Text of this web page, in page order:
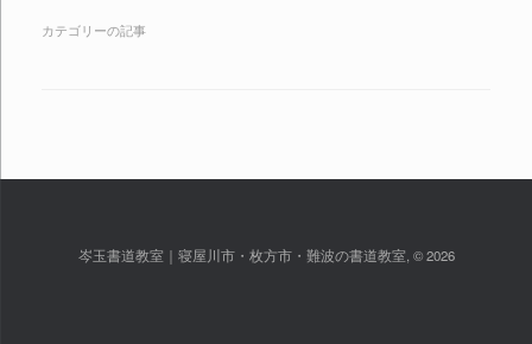
カテゴリーの記事
岑玉書道教室｜寝屋川市・枚方市・難波の書道教室, © 2026